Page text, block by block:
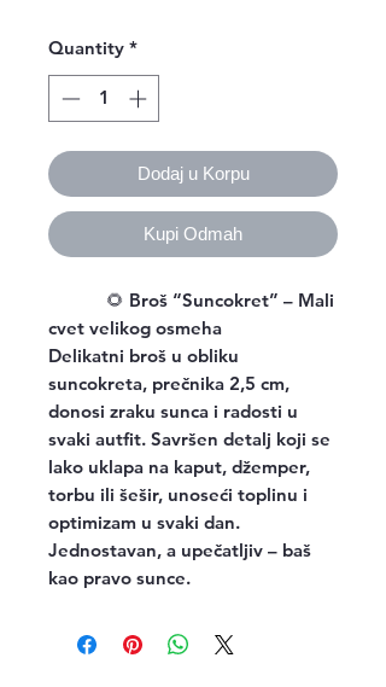
Quantity *
Dodaj u Korpu
Kupi Odmah
🌻 Broš “Suncokret” – Mali
cvet velikog osmeha
Delikatni broš u obliku
suncokreta, prečnika 2,5 cm,
donosi zraku sunca i radosti u
svaki autfit. Savršen detalj koji se
lako uklapa na kaput, džemper,
torbu ili šešir, unoseći toplinu i
optimizam u svaki dan.
Jednostavan, a upečatljiv – baš
kao pravo sunce.